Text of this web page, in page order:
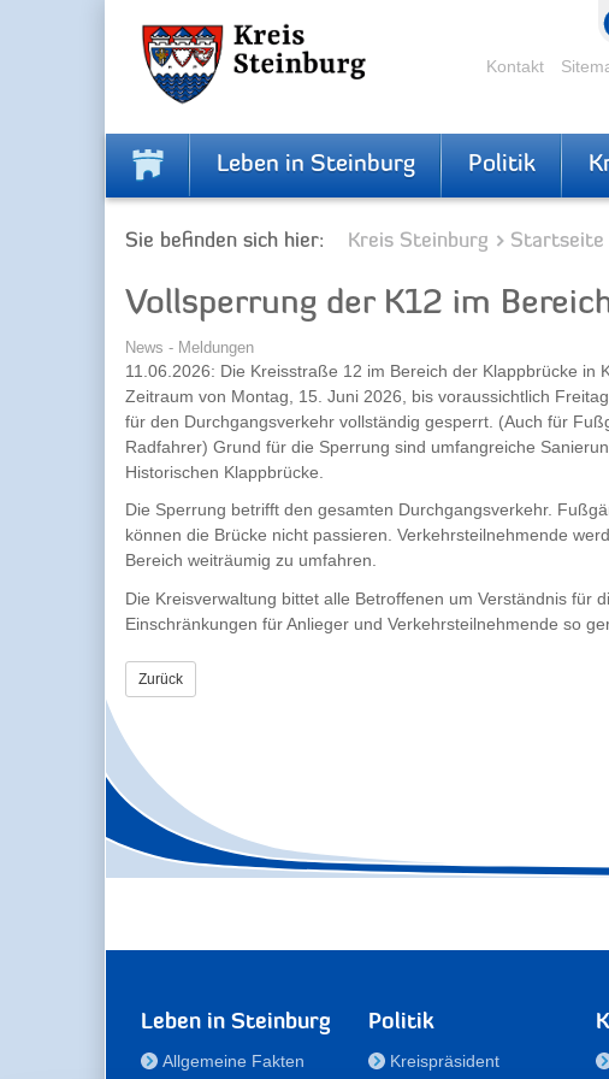
Kontakt
Leben in Steinburg Politik
Sie befinden sich hier: Kreis Steinburg Startseite
Vollsperrung der K12 im
News - Meldungen
11.06.2026: Die Kreisstraße 12 im Bereich der Klappbrücke in
Zeitraum von Montag, 15. Juni 2026, bis voraussichtlich
für den Durchgangsverkehr vollständig gesperrt. (Auch für
Radfahrer) Grund für die Sperrung sind umfangreiche
Historischen Klappbrücke.
Die Sperrung betrifft den gesamten Durchgangsverkehr.
können die Brücke nicht passieren. Verkehrsteilnehmende
Bereich weiträumig zu umfahren.
Die Kreisverwaltung bittet alle Betroffenen um Verständnis für
Einschränkungen für Anlieger und Verkehrsteilnehmende so
Zurück
Leben in Steinburg
Allgemeine Fakten
Politik
Kreispräsident